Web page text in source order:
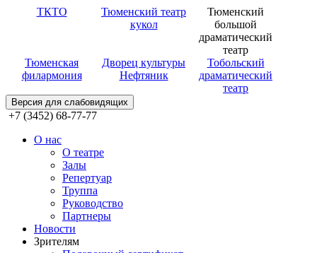
ТКТО
Тюменский театр
кукол
Тюменский
большой
драматический
театр
Тюменская
филармония
Дворец культуры
Нефтяник
Тобольский
драматический
театр
Версия для слабовидящих
+7 (3452) 68-77-77
О нас
О театре
Залы
Репертуар
Труппа
Руководство
Партнеры
Новости
Зрителям